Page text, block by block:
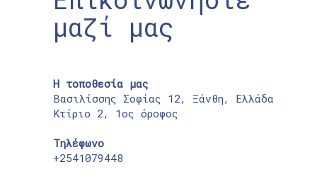
μαζί μας
Η τοποθεσία μας
Βασιλίσσης Σοφίας 12, Ξάνθη, Ελλάδα
Κτίριο 2, 1ος όροφος
Τηλέφωνο
+2541079448